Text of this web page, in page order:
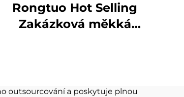
Rongtuo Hot Selling
Zakázková měkká
panenku 10 cm
outsourcování a poskytuje plnou